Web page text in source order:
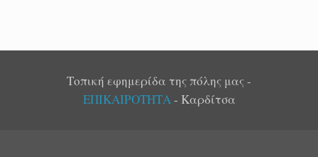
Τοπική εφημερίδα της πόλης μας -
ΕΠΙΚΑΙΡΟΤΗΤΑ- Καρδίτσα